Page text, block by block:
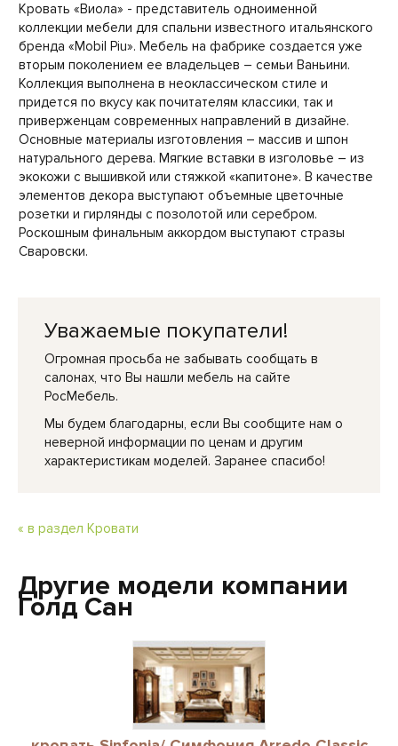
Кровать «Виола» - представитель одноименной
коллекции мебели для спальни известного итальянского
бренда «Mobil Piu». Мебель на фабрике создается уже
вторым поколением ее владельцев – семьи Ваньини.
Коллекция выполнена в неоклассическом стиле и
придется по вкусу как почитателям классики, так и
приверженцам современных направлений в дизайне.
Основные материалы изготовления – массив и шпон
натурального дерева. Мягкие вставки в изголовье – из
экокожи с вышивкой или стяжкой «капитоне». В качестве
элементов декора выступают объемные цветочные
розетки и гирлянды с позолотой или серебром.
Роскошным финальным аккордом выступают стразы
Сваровски.
Уважаемые покупатели!
Огромная просьба не забывать сообщать в
салонах, что Вы нашли мебель на сайте
РосМебель.
Мы будем благодарны, если Вы сообщите нам о
неверной информации по ценам и другим
характеристикам моделей. Заранее спасибо!
« в раздел Кровати
Другие модели компании
Голд Сан